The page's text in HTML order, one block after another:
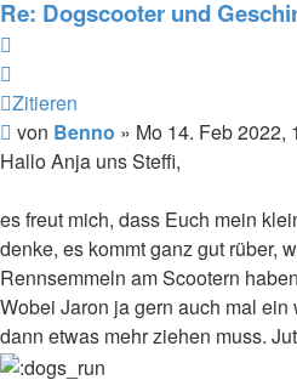
Re: Dogscooter und
Zitieren
Beitrag
von Benno » Mo 14. Feb 2022,
Hallo Anja uns Steffi,
es freut mich, dass Euch mein
denke, es kommt ganz gut rüber,
Rennsemmeln am Scootern
Wobei Jaron ja gern auch mal
dann etwas mehr ziehen muss.